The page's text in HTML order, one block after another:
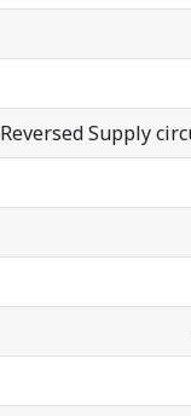
Reversed Supply